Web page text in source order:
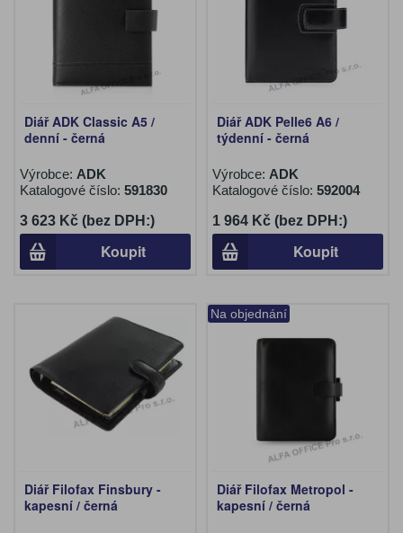
Diář ADK Classic A5 /
denní - černá
Výrobce: ADK
Katalogové číslo: 591830
3 623 Kč (bez DPH:)
Koupit
Diář ADK Pelle6 A6 /
týdenní - černá
Výrobce: ADK
Katalogové číslo: 592004
1 964 Kč (bez DPH:)
Koupit
Diář Filofax Finsbury -
kapesní / černá
Na objednání
Diář Filofax Metropol -
kapesní / černá